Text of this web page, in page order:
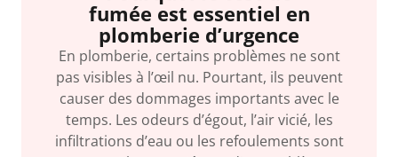
fumée est essentiel en
plomberie d’urgence
En plomberie, certains problèmes ne sont
pas visibles à l’œil nu. Pourtant, ils peuvent
causer des dommages importants avec le
temps. Les odeurs d’égout, l’air vicié, les
infiltrations d’eau ou les refoulements sont